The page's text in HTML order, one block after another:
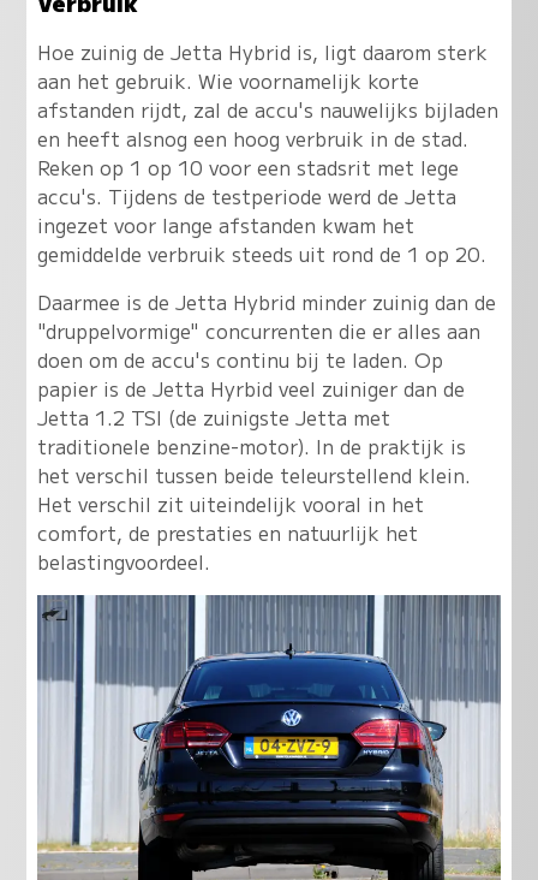
Hoe zuinig de Jetta Hybrid is, ligt daarom sterk
aan het gebruik. Wie voornamelijk korte
afstanden rijdt, zal de accu's nauwelijks bijladen
en heeft alsnog een hoog verbruik in de stad.
Reken op 1 op 10 voor een stadsrit met lege
accu's. Tijdens de testperiode werd de Jetta
ingezet voor lange afstanden kwam het
gemiddelde verbruik steeds uit rond de 1 op 20.
Daarmee is de Jetta Hybrid minder zuinig dan de
"druppelvormige" concurrenten die er alles aan
doen om de accu's continu bij te laden. Op
papier is de Jetta Hyrbid veel zuiniger dan de
Jetta 1.2 TSI (de zuinigste Jetta met
traditionele benzine-motor). In de praktijk is
het verschil tussen beide teleurstellend klein.
Het verschil zit uiteindelijk vooral in het
comfort, de prestaties en natuurlijk het
belastingvoordeel.